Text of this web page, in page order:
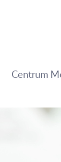
Centrum